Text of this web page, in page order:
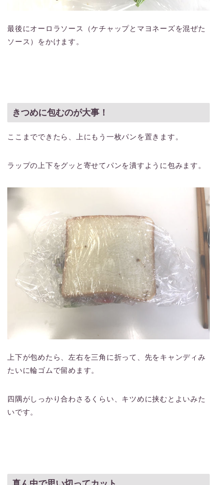
最後にオーロラソース（ケチャップとマヨネーズを混ぜた
ソース）をかけます。
きつめに包むのが大事！
ここまでできたら、上にもう一枚パンを置きます。
ラップの上下をグッと寄せてパンを潰すように包みます。
上下が包めたら、左右を三角に折って、先をキャンディみ
たいに輪ゴムで留めます。
四隅がしっかり合わさるくらい、キツめに挟むとよいみた
いです。